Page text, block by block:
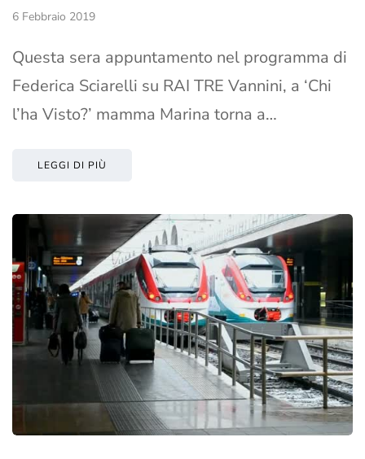
6 Febbraio 2019
Questa sera appuntamento nel programma di
Federica Sciarelli su RAI TRE Vannini, a ‘Chi
l’ha Visto?’ mamma Marina torna a…
LEGGI DI PIÙ